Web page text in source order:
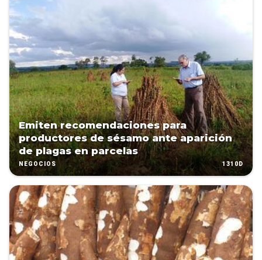
Emiten recomendaciones para
productores de sésamo ante aparición
de plagas en parcelas
NEGOCIOS 1310D